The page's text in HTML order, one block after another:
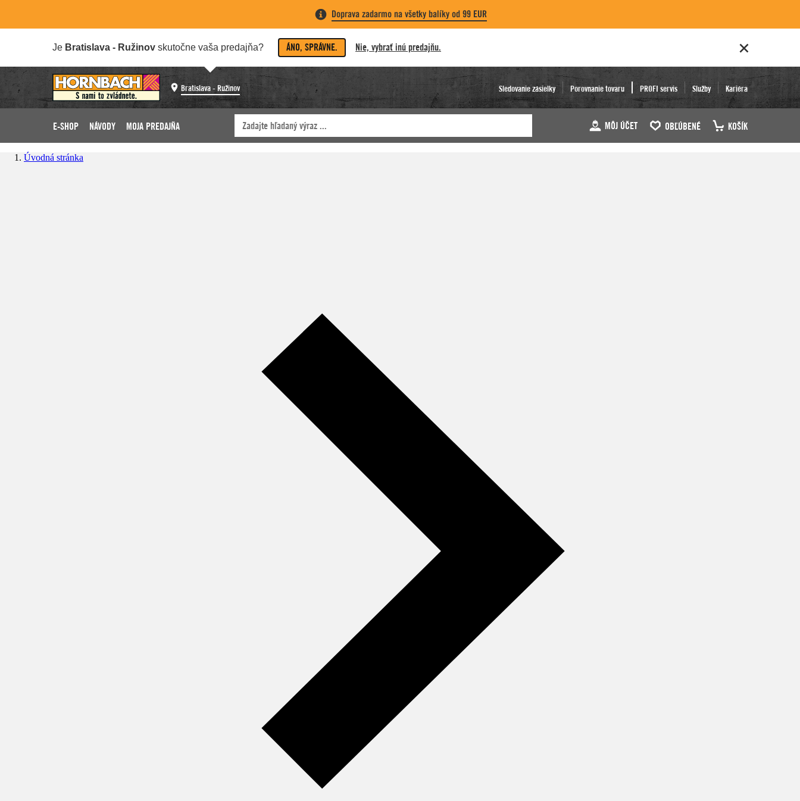
Doprava zadarmo na všetky balíky od 99 EUR
Je Bratislava - Ružinov skutočne vaša predajňa? ÁNO, SPRÁVNE. Nie, vybrať inú predajňu.
Bratislava - Ružinov Sledovanie zásielky Porovnanie tovaru PROFI servis Služby Kariéra
E-SHOP NÁVODY MOJA PREDAJŇA MÔJ ÚČET OBĽÚBENÉ KOŠÍK
Úvodná stránka